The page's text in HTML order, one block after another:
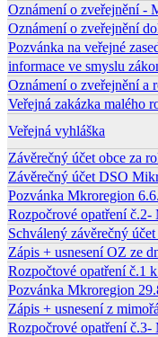
Oznámení o zveřejnění -
Oznámení o zveřejnění
Pozvánka na veřejné
informace ve smyslu
Oznámení o zveřejnění a
Veřejná zakázka malého
Veřejná vyhláška
Závěrečný účet obce za
Závěrečný účet DSO
Pozvánka Mkroregion
Rozpočrové opatření
Schválený závěrečný
Zápis + usnesení OZ ze
Rozpočtové opatření č.1
Pozvánka Mkroregion
Zápis + usnesení z
Rozpočrové opatření